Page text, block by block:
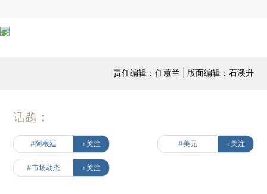
责任编辑：任蕙兰 | 版面编辑：石溪升
话题：
#阿根廷 +关注 #美元 +关注
#市场动态 +关注